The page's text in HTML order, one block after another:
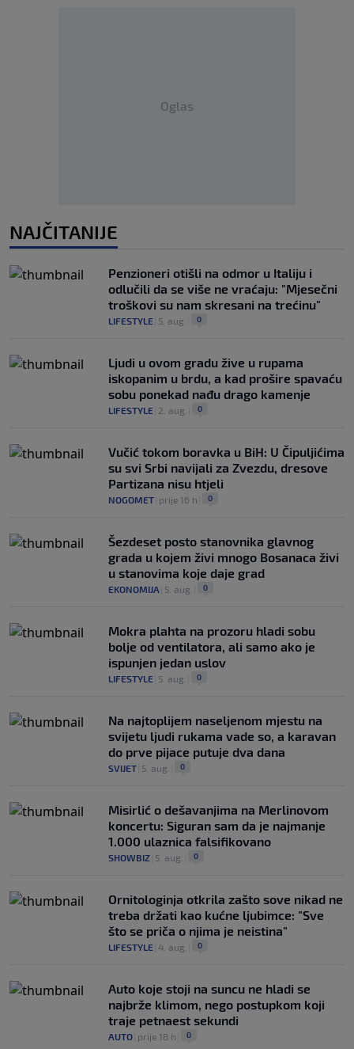
Oglas
NAJČITANIJE
Penzioneri otišli na odmor u Italiju i
odlučili da se više ne vraćaju: "Mjesečni
troškovi su nam skresani na trećinu"
LIFESTYLE 5. aug. 0
Ljudi u ovom gradu žive u rupama
iskopanim u brdu, a kad prošire spavaću
sobu ponekad nađu drago kamenje
LIFESTYLE 2. aug. 0
Vučić tokom boravka u BiH: U Čipuljićima
su svi Srbi navijali za Zvezdu, dresove
Partizana nisu htjeli
NOGOMET prije 16 h 0
Šezdeset posto stanovnika glavnog
grada u kojem živi mnogo Bosanaca živi
u stanovima koje daje grad
EKONOMIJA 5. aug. 0
Mokra plahta na prozoru hladi sobu
bolje od ventilatora, ali samo ako je
ispunjen jedan uslov
LIFESTYLE 5. aug. 0
Na najtoplijem naseljenom mjestu na
svijetu ljudi rukama vade so, a karavan
do prve pijace putuje dva dana
SVIJET 5. aug. 0
Misirlić o dešavanjima na Merlinovom
koncertu: Siguran sam da je najmanje
1.000 ulaznica falsifikovano
SHOWBIZ 5. aug. 0
Ornitologinja otkrila zašto sove nikad ne
treba držati kao kućne ljubimce: "Sve
što se priča o njima je neistina"
LIFESTYLE 4. aug. 0
Auto koje stoji na suncu ne hladi se
najbrže klimom, nego postupkom koji
traje petnaest sekundi
AUTO prije 18 h 0